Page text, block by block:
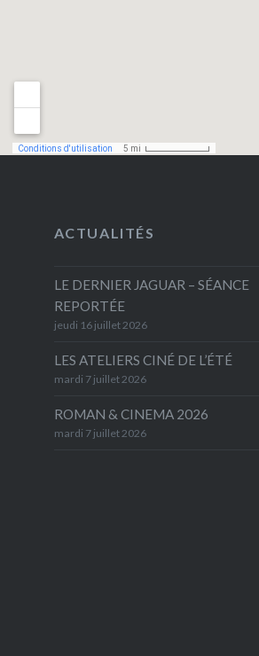
ACTUALITÉS
LE DERNIER JAGUAR – SÉANCE
REPORTÉE
jeudi 16 juillet 2026
LES ATELIERS CINÉ DE L’ÉTÉ
mardi 7 juillet 2026
ROMAN & CINEMA 2026
mardi 7 juillet 2026